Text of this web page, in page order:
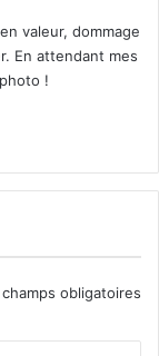
valeur, dommage
En attendant mes
!
champs obligatoires